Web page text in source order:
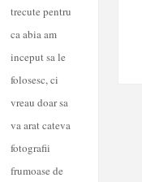
trecute pentru
ca abia am
inceput sa le
folosesc, ci
vreau doar sa
va arat cateva
fotografii
frumoase de